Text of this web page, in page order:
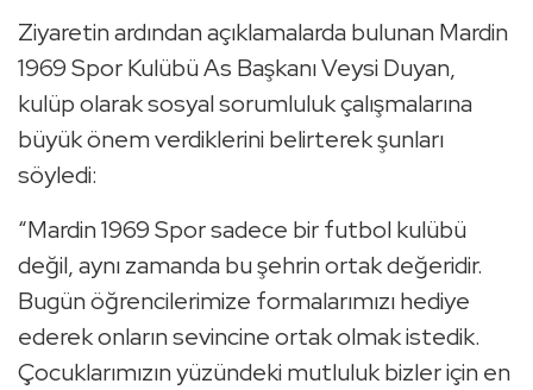
Ziyaretin ardından açıklamalarda bulunan Mardin
1969 Spor Kulübü As Başkanı Veysi Duyan,
kulüp olarak sosyal sorumluluk çalışmalarına
büyük önem verdiklerini belirterek şunları
söyledi:
“Mardin 1969 Spor sadece bir futbol kulübü
değil, aynı zamanda bu şehrin ortak değeridir.
Bugün öğrencilerimize formalarımızı hediye
ederek onların sevincine ortak olmak istedik.
Çocuklarımızın yüzündeki mutluluk bizler için en